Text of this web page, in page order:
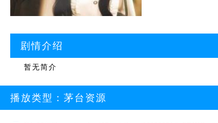
剧情介绍
暂无简介
播放类型： 茅台资源